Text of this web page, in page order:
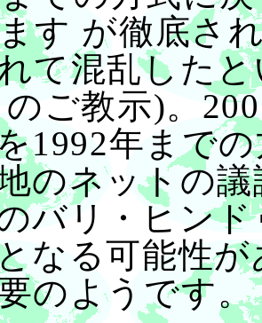
す が徹底さ
て混乱した
ご教示)。
1992年まで
のネットの
バリ・ヒン
なる可能性
のようです。